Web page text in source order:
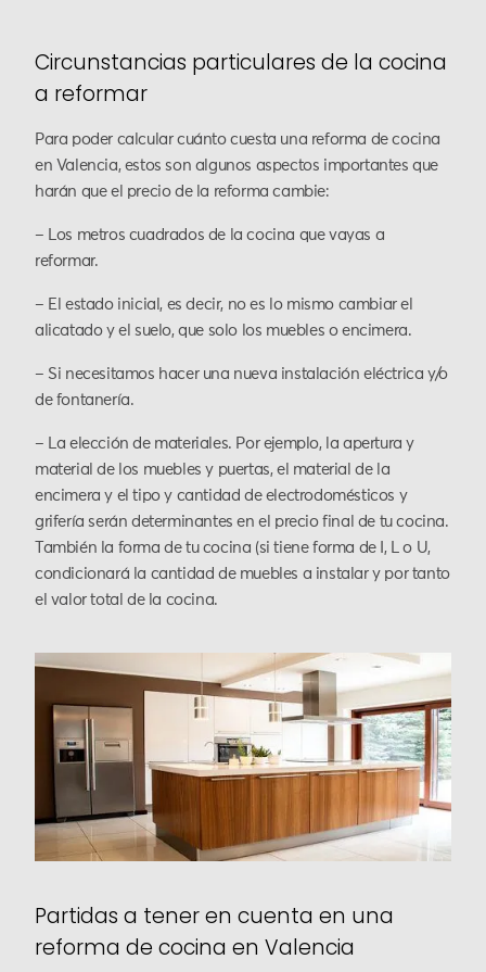
Circunstancias particulares de la cocina
a reformar
Para poder calcular cuánto cuesta una reforma de cocina
en Valencia, estos son algunos aspectos importantes que
harán que el precio de la reforma cambie:
– Los metros cuadrados de la cocina que vayas a
reformar.
– El estado inicial, es decir, no es lo mismo cambiar el
alicatado y el suelo, que solo los muebles o encimera.
– Si necesitamos hacer una nueva instalación eléctrica y/o
de fontanería.
– La elección de materiales. Por ejemplo, la apertura y
material de los muebles y puertas, el material de la
encimera y el tipo y cantidad de electrodomésticos y
grifería serán determinantes en el precio final de tu cocina.
También la forma de tu cocina (si tiene forma de I, L o U,
condicionará la cantidad de muebles a instalar y por tanto
el valor total de la cocina.
Partidas a tener en cuenta en una
reforma de cocina en Valencia